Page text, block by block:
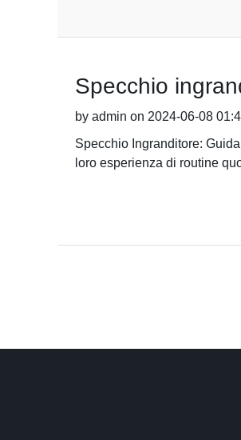
Specchio
by admin on 2024-06-08
Specchio Ingranditore:
loro esperienza di routine